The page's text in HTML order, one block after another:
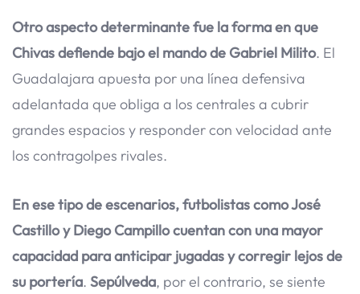
Otro aspecto determinante fue la forma en que
Chivas defiende bajo el mando de Gabriel Milito. El
Guadalajara apuesta por una línea defensiva
adelantada que obliga a los centrales a cubrir
grandes espacios y responder con velocidad ante
los contragolpes rivales.
En ese tipo de escenarios, futbolistas como José
Castillo y Diego Campillo cuentan con una mayor
capacidad para anticipar jugadas y corregir lejos de
su portería. Sepúlveda, por el contrario, se siente